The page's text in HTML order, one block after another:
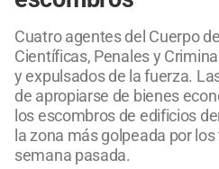
Cuatro agentes del Cuerpo
Científicas, Penales y
y expulsados de la fuerza.
de apropiarse de bienes
los escombros de edificios
la zona más golpeada por
semana pasada.